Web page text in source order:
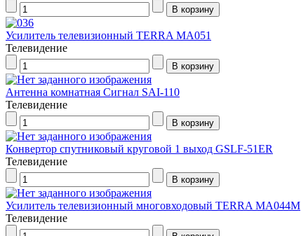
Усилитель телевизионный TERRA MA051
Телевидение
Антенна комнатная Сигнал SAI-110
Телевидение
Конвертор спутниковый круговой 1 выход GSLF-51ER
Телевидение
Усилитель телевизионный многовходовый TERRA MA044M
Телевидение